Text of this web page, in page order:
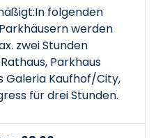
folgenden
werden
zwei Stunden
Parkhaus
Galeria Kaufhof/City,
für drei Stunden.